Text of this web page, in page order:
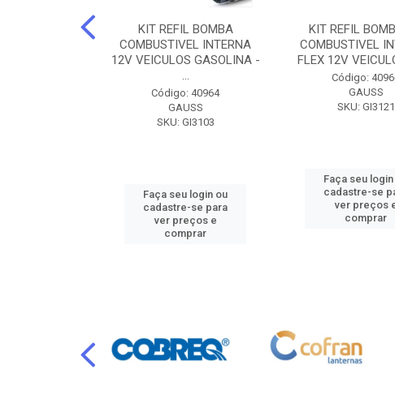
KIT REFIL BOMBA
COMBUSTIVEL INTERNA
12V VEICULOS GASOLINA -
...
Código: 40964
GAUSS
SKU: GI3103
Faça seu login ou
cadastre-se para
ver preços e
comprar
KIT REFIL
COMBUSTIVEL
FLEX 12V
Código:
GAUSS
SKU: GI3121
Faça seu
cadastre-se
ver preços
comprar